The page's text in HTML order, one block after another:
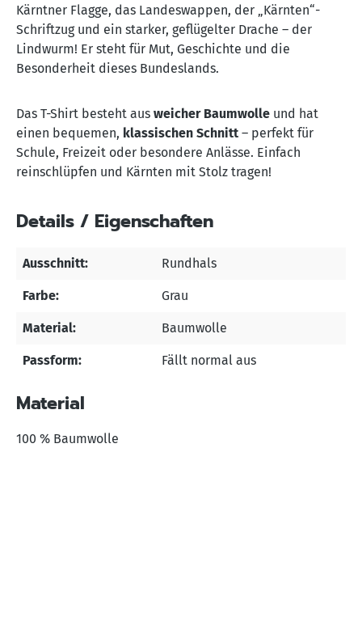
Kärntner Flagge, das Landeswappen, der „Kärnten“-
Schriftzug und ein starker, geflügelter Drache – der
Lindwurm! Er steht für Mut, Geschichte und die
Besonderheit dieses Bundeslands.
Das T-Shirt besteht aus weicher Baumwolle und hat
einen bequemen, klassischen Schnitt – perfekt für
Schule, Freizeit oder besondere Anlässe. Einfach
reinschlüpfen und Kärnten mit Stolz tragen!
Details / Eigenschaften
Ausschnitt: Rundhals
Farbe: Grau
Material: Baumwolle
Passform: Fällt normal aus
Material
100 % Baumwolle